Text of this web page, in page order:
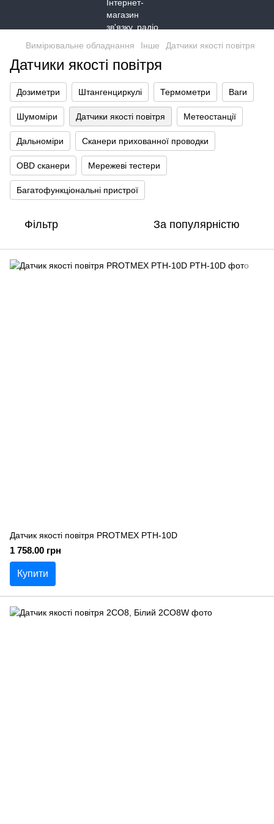
Вимірювальне обладнання Інше Датчики якості повітря
Датчики якості повітря
Дозиметри Штангенциркулі Термометри Ваги
Шумоміри Датчики якості повітря Метеостанції
Дальноміри Сканери прихованної проводки
OBD сканери Мережеві тестери
Багатофункціональні пристрої
Фільтр За популярністю
Датчик якості повітря PROTMEX PTH-10D
1 758.00 грн
Купити